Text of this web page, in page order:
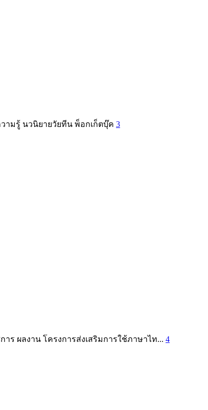
มรู้ นวนิยายวัยทีน พ็อกเก็ตบุ๊ค 3
ผลงาน โครงการส่งเสริมการใช้ภาษาไท... 4